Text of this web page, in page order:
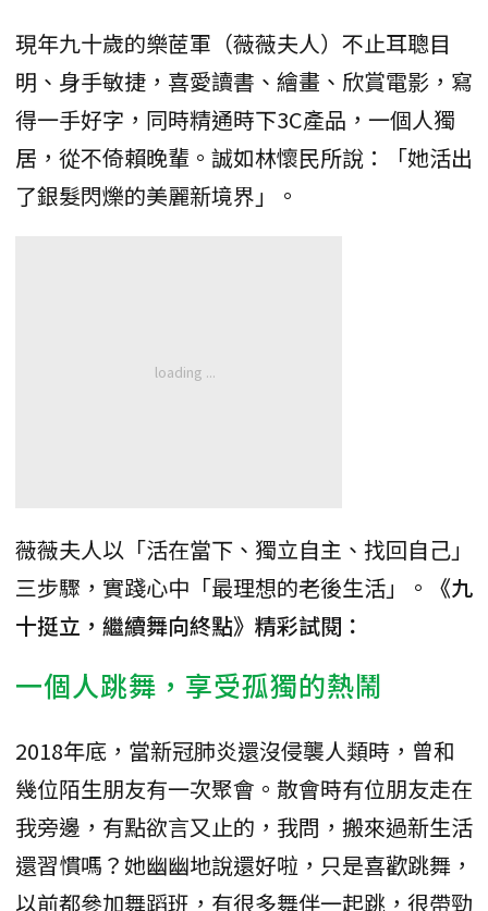
現年九十歲的樂茝軍（薇薇夫人）不止耳聰目
明、身手敏捷，喜愛讀書、繪畫、欣賞電影，寫
得一手好字，同時精通時下3C產品，一個人獨
居，從不倚賴晚輩。誠如林懷民所說：「她活出
了銀髮閃爍的美麗新境界」。
薇薇夫人以「活在當下、獨立自主、找回自己」
三步驟，實踐心中「最理想的老後生活」。 《九
十挺立，繼續舞向終點》精彩試閱：
一個人跳舞，享受孤獨的熱鬧
2018年底，當新冠肺炎還沒侵襲人類時，曾和
幾位陌生朋友有一次聚會。散會時有位朋友走在
我旁邊，有點欲言又止的，我問，搬來過新生活
還習慣嗎？她幽幽地說還好啦，只是喜歡跳舞，
以前都參加舞蹈班，有很多舞伴一起跳，很帶勁